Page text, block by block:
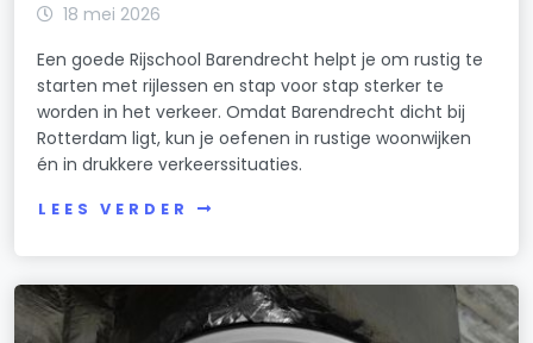
18 mei 2026
Een goede Rijschool Barendrecht helpt je om rustig te
starten met rijlessen en stap voor stap sterker te
worden in het verkeer. Omdat Barendrecht dicht bij
Rotterdam ligt, kun je oefenen in rustige woonwijken
én in drukkere verkeerssituaties.
LEES VERDER